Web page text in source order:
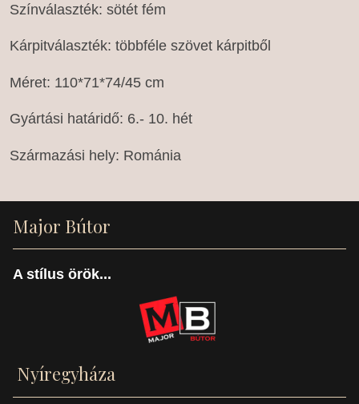
Színválaszték: sötét fém
Kárpitválaszték: többféle szövet kárpitből
Méret: 110*71*74/45 cm
Gyártási határidő: 6.- 10. hét
Származási hely: Románia
Major Bútor
A stílus örök...
Nyíregyháza